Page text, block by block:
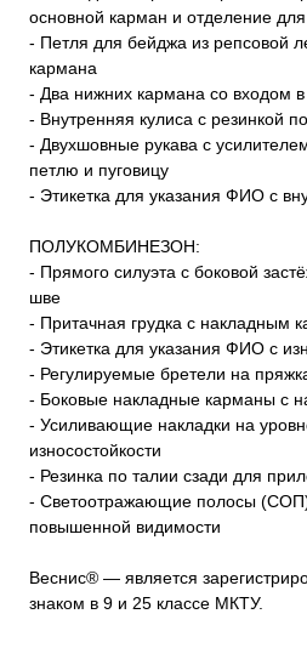
основной карман и отделение для
- Петля для бейджа из репсовой
кармана
- Два нижних кармана со входом
- Внутренняя кулиса с резинкой
- Двухшовные рукава с
петлю и пуговицу
- Этикетка для указания ФИО с
ПОЛУКОМБИНЕЗОН:
- Прямого силуэта с боковой
шве
- Притачная грудка с накладным
- Этикетка для указания ФИО с
- Регулируемые бретели на
- Боковые накладные карманы с
- Усиливающие накладки на
износостойкости
- Резинка по талии сзади для
- Светоотражающие полосы
повышенной видимости
Веснис® — является
знаком в 9 и 25 классе МКТУ.